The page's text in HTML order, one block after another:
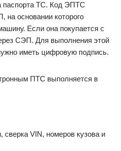
паспорта ТС. Код ЭПТС
на основании которого
Если она покупается с
СЭП. Для выполнения этой
иметь цифровую подпись.
ПТС выполняется в
VIN, номеров кузова и